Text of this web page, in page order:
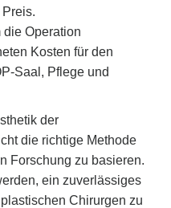
die Operation
Kosten für den
Saal, Pflege und
der
die richtige Methode
Forschung zu basieren.
ein zuverlässiges
Chirurgen zu